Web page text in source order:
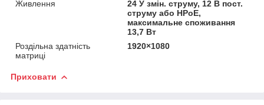
Живлення
24 У змін. струму, 12 В пост.
струму або HPoE,
максимальне споживання
13,7 Вт
Роздільна здатність
матриці
1920×1080
Приховати